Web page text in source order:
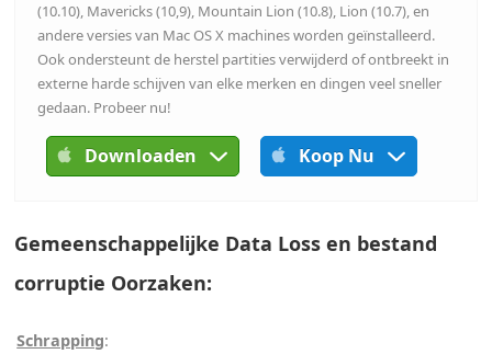
(10.10), Mavericks (10,9), Mountain Lion (10.8), Lion (10.7), en
andere versies van Mac OS X machines worden geïnstalleerd.
Ook ondersteunt de herstel partities verwijderd of ontbreekt in
externe harde schijven van elke merken en dingen veel sneller
gedaan. Probeer nu!
Downloaden Koop Nu
Gemeenschappelijke Data Loss en bestand
corruptie Oorzaken:
Schrapping: